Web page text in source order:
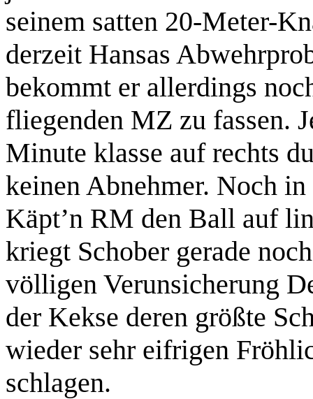
seinem satten 20-Meter-
derzeit Hansas
bekommt er allerdings
fliegenden MZ zu fassen.
Minute klasse auf rechts
keinen Abnehmer. Noch
Käpt’n RM den Ball auf
kriegt Schober gerade
völligen Verunsicherung
der Kekse deren größte
wieder sehr eifrigen
schlagen.